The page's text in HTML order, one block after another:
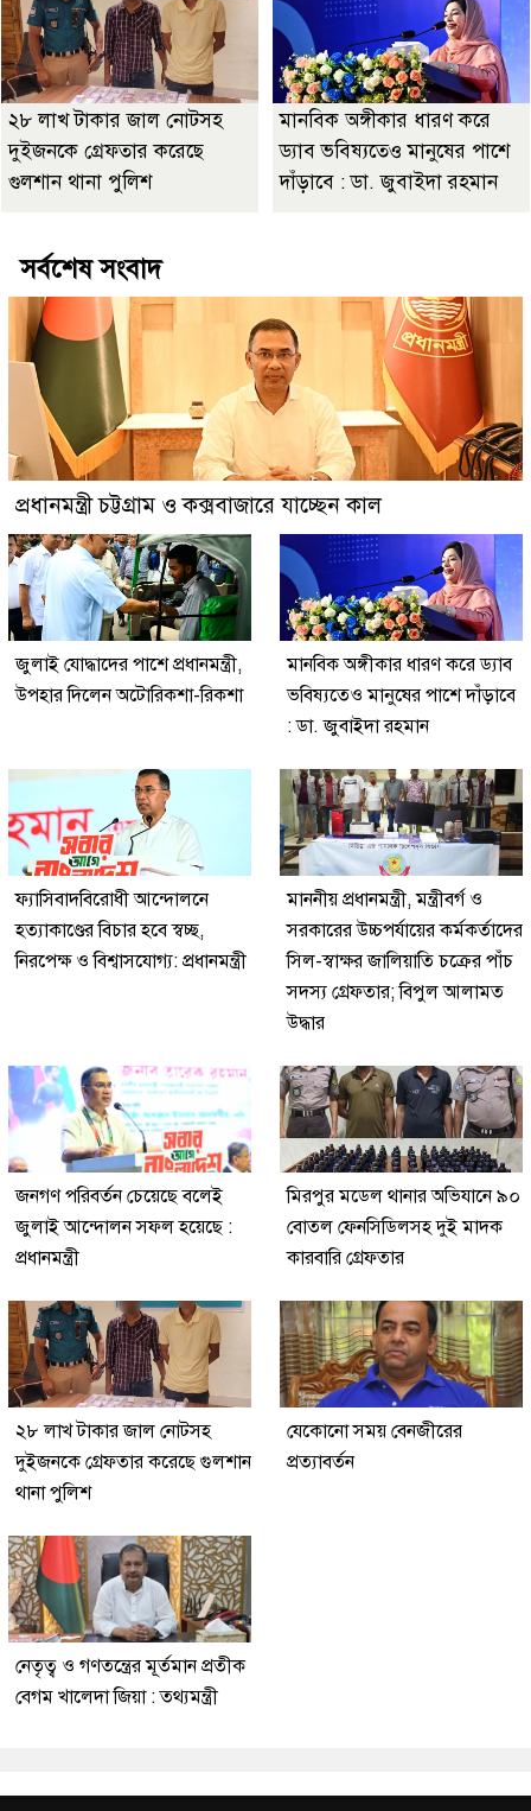
২৮ লাখ টাকার জাল নোটসহ
দুইজনকে গ্রেফতার করেছে
গুলশান থানা পুলিশ
মানবিক অঙ্গীকার ধারণ করে
ড্যাব ভবিষ্যতেও মানুষের পাশে
দাঁড়াবে : ডা. জুবাইদা রহমান
সর্বশেষ সংবাদ
প্রধানমন্ত্রী চট্টগ্রাম ও কক্সবাজারে যাচ্ছেন কাল
জুলাই যোদ্ধাদের পাশে প্রধানমন্ত্রী,
উপহার দিলেন অটোরিকশা-রিকশা
মানবিক অঙ্গীকার ধারণ করে ড্যাব
ভবিষ্যতেও মানুষের পাশে দাঁড়াবে
: ডা. জুবাইদা রহমান
ফ্যাসিবাদবিরোধী আন্দোলনে
হত্যাকাণ্ডের বিচার হবে স্বচ্ছ,
নিরপেক্ষ ও বিশ্বাসযোগ্য: প্রধানমন্ত্রী
মাননীয় প্রধানমন্ত্রী, মন্ত্রীবর্গ ও
সরকারের উচ্চপর্যায়ের কর্মকর্তাদের
সিল-স্বাক্ষর জালিয়াতি চক্রের পাঁচ
সদস্য গ্রেফতার; বিপুল আলামত
উদ্ধার
জনগণ পরিবর্তন চেয়েছে বলেই
জুলাই আন্দোলন সফল হয়েছে :
প্রধানমন্ত্রী
মিরপুর মডেল থানার অভিযানে ৯০
বোতল ফেনসিডিলসহ দুই মাদক
কারবারি গ্রেফতার
২৮ লাখ টাকার জাল নোটসহ
দুইজনকে গ্রেফতার করেছে গুলশান
থানা পুলিশ
যেকোনো সময় বেনজীরের
প্রত্যাবর্তন
নেতৃত্ব ও গণতন্ত্রের মূর্তমান প্রতীক
বেগম খালেদা জিয়া : তথ্যমন্ত্রী